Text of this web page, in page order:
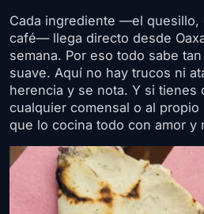
Cada ingrediente —el quesillo,
café— llega directo desde
semana. Por eso todo sabe
suave. Aquí no hay trucos ni
herencia y se nota. Y si tienes
cualquier comensal o al propio
que lo cocina todo con amor y